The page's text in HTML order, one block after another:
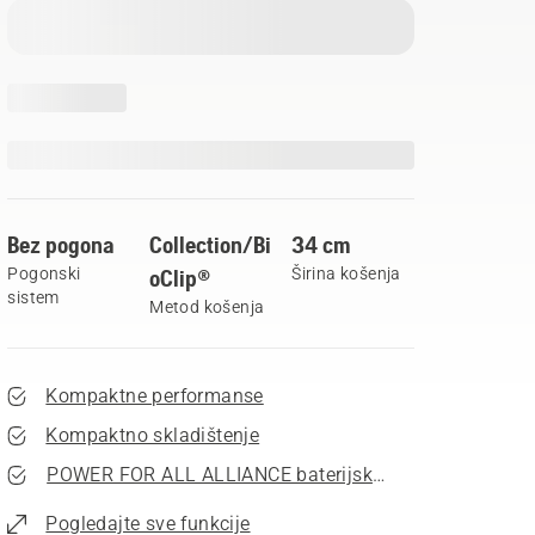
Bez pogona
Pogonski
sistem
Collection/Bi
oClip®
Metod košenja
34 cm
Širina košenja
Kompaktne performanse
Kompaktno skladištenje
POWER FOR ALL ALLIANCE baterijski sistem
Pogledajte sve funkcije